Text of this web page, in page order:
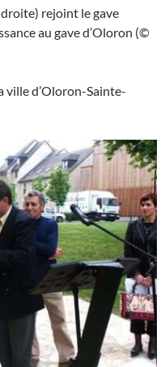
droite) rejoint le gave
au gave d’Oloron (©
ville d’Oloron-Sainte-